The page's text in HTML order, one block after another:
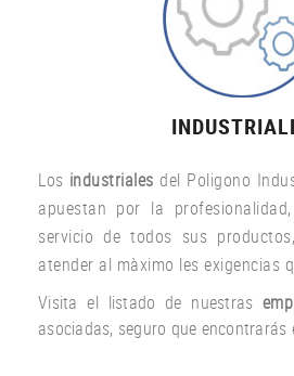
Los industriales del Poligono
apuestan por la
servicio de todos sus
atender al màximo les exigencias
Visita el listado de nuestras
asociadas, seguro que encontrarás